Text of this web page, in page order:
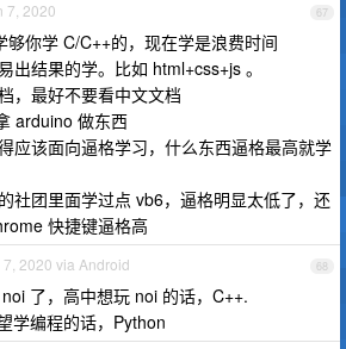
67
7, 2020
够你学 C/C++的，现在学是浪费时间
出结果的学。比如 html+css+js 。
，最好不要看中文文档
arduino 做东西
应该面向逼格学习，什么东西逼格最高就学
社团里面学过点 vb6，逼格明显太低了，还
快捷键逼格高
68
7, 2020 via Android
了，高中想玩 noi 的话，C++.
学编程的话，Python